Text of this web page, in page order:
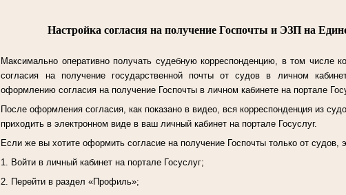
Настройка согласия на получение Госпочты и ЭЗП на
Максимально оперативно получать судебную корреспонденцию, в том числе
согласия на получение государственной почты от судов в личном
оформлению согласия на получение Госпочты в личном кабинете на портале
После оформления согласия, как показано в видео, вся корреспонденция из
приходить в электронном виде в ваш личный кабинет на портале Госуслуг.
Если же вы хотите оформить согласие на получение Госпочты только от
1. Войти в личный кабинет на портале Госуслуг;
2. Перейти в раздел «Профиль»;